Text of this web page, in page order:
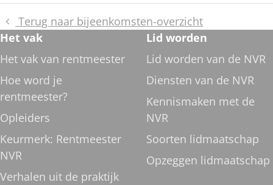
Terug naar bijeenkomsten-overzicht
Footer
navigatie
Het vak
Het vak van rentmeester
Hoe word je
rentmeester?
Opleiders
Keurmerk: Rentmeester
NVR
Verhalen uit de praktijk
Lid worden
Lid worden van de NVR
Diensten van de NVR
Kennismaken met de
NVR
Soorten lidmaatschap
Opzeggen lidmaatschap